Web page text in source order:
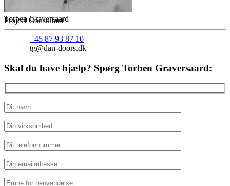
Torben Graversaard
Project Consultant
+45 87 93 87 10
tg@dan-doors.dk
Skal du have hjælp? Spørg Torben Graversaard: